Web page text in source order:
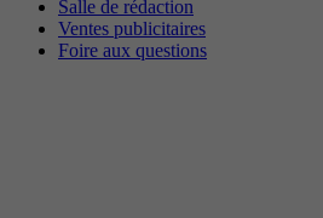
Salle de rédaction
Ventes publicitaires
Foire aux questions